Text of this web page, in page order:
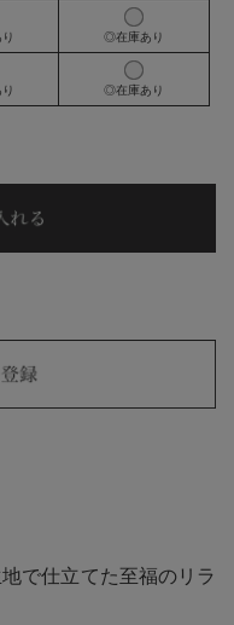
◎在庫あり
◎在庫あり
で仕立てた至福のリラ